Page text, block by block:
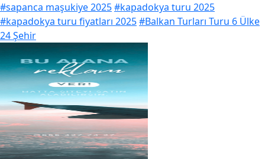
#sapanca maşukiye 2025#kapadokya turu 2025
#kapadokya turu fiyatları 2025#Balkan Turları Turu 6 Ülke
24 Şehir